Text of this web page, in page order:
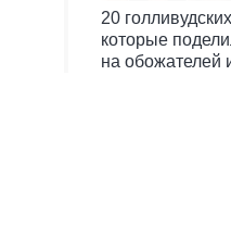
20
которые
на обожателей